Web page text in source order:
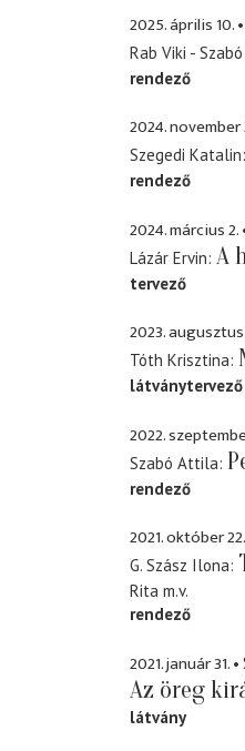
2025. április 10.
Rab Viki -
rendező
2024. november
Szegedi Katalin
rendező
2024. március 2.
Lázár Ervin A
tervező
2023.
Tóth Krisztina
látványtervező
2022.
Szabó Attila
rendező
2021. október 22.
G. Szász Ilona
Rita m.v.
rendező
2021. január 31.
Az öreg
látvány